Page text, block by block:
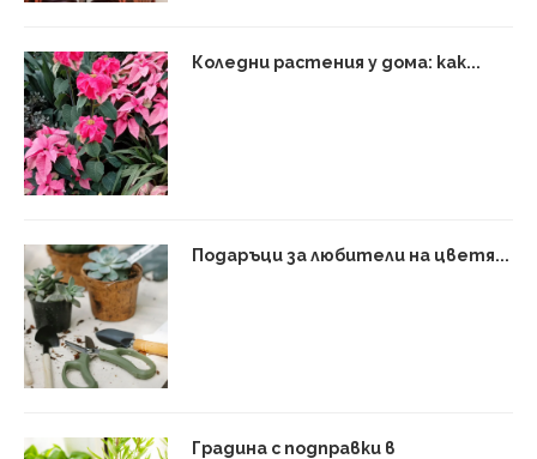
Коледни растения у дома: как...
Подаръци за любители на цветя...
Градина с подправки в